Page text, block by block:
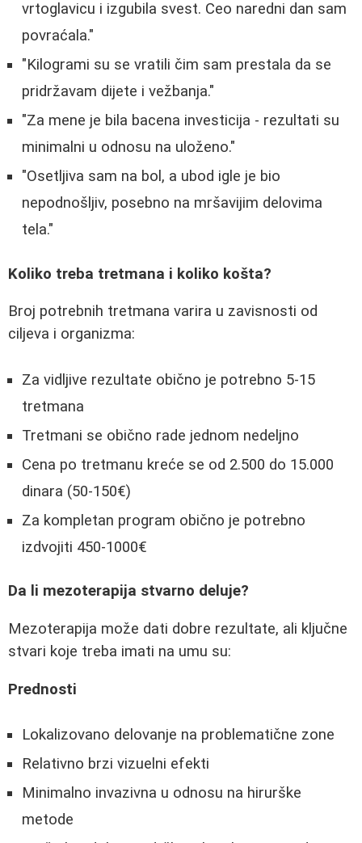
vrtoglavicu i izgubila svest. Ceo naredni dan sam
povraćala."
"Kilogrami su se vratili čim sam prestala da se
pridržavam dijete i vežbanja."
"Za mene je bila bacena investicija - rezultati su
minimalni u odnosu na uloženo."
"Osetljiva sam na bol, a ubod igle je bio
nepodnošljiv, posebno na mršavijim delovima
tela."
Koliko treba tretmana i koliko košta?
Broj potrebnih tretmana varira u zavisnosti od
ciljeva i organizma:
Za vidljive rezultate obično je potrebno 5-15
tretmana
Tretmani se obično rade jednom nedeljno
Cena po tretmanu kreće se od 2.500 do 15.000
dinara (50-150€)
Za kompletan program obično je potrebno
izdvojiti 450-1000€
Da li mezoterapija stvarno deluje?
Mezoterapija može dati dobre rezultate, ali ključne
stvari koje treba imati na umu su:
Prednosti
Lokalizovano delovanje na problematične zone
Relativno brzi vizuelni efekti
Minimalno invazivna u odnosu na hirurške
metode